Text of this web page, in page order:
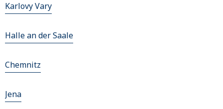
Karlovy Vary
Halle an der Saale
Chemnitz
Jena